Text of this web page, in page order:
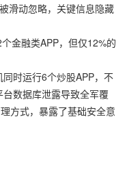
滑动忽略，关键信息隐藏
金融类APP，但仅12%的
时运行6个炒股APP，不
数据库泄露导致全军覆
方式，暴露了基础安全意